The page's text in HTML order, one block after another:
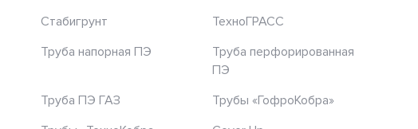
Стабигрунт
ТехноГРАСС
Труба напорная ПЭ
Труба перфорированная
ПЭ
Труба ПЭ ГАЗ
Трубы «ГофроКобра»